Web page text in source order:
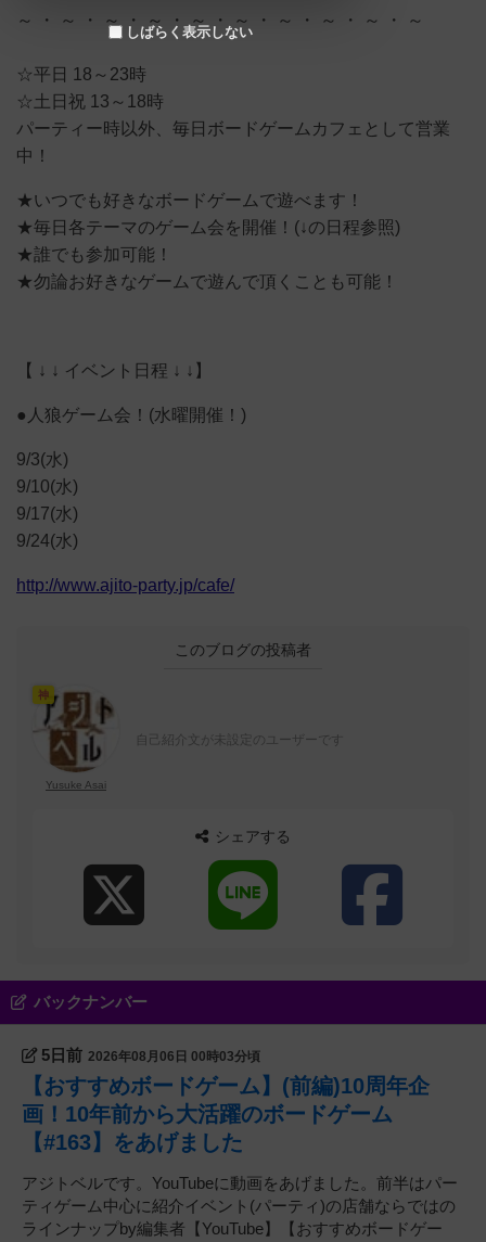
～ ・ ～ ・ ～ ・ ～ ・ ～ ・ ～ ・ ～ ・ ～ ・ ～ ・ ～
☆平日 18～23時
☆土日祝 13～18時
パーティー時以外、毎日ボードゲームカフェとして営業
中！
★いつでも好きなボードゲームで遊べます！
★毎日各テーマのゲーム会を開催！(↓の日程参照)
★誰でも参加可能！
★勿論お好きなゲームで遊んで頂くことも可能！
【 ↓ ↓ イベント日程 ↓ ↓】
●人狼ゲーム会！(水曜開催！)
9/3(水)
9/10(水)
9/17(水)
9/24(水)
http://www.ajito-party.jp/cafe/
このブログの投稿者
神
Yusuke Asai
自己紹介文が未設定のユーザーです
シェアする
バックナンバー
5日前 2026年08月06日 00時03分頃
【おすすめボードゲーム】(前編)10周年企
画！10年前から大活躍のボードゲーム
【#163】をあげました
アジトベルです。YouTubeに動画をあげました。前半はパー
ティゲーム中心に紹介イベント(パーティ)の店舗ならではの
ラインナップby編集者【YouTube】【おすすめボードゲー
しばらく表示しない